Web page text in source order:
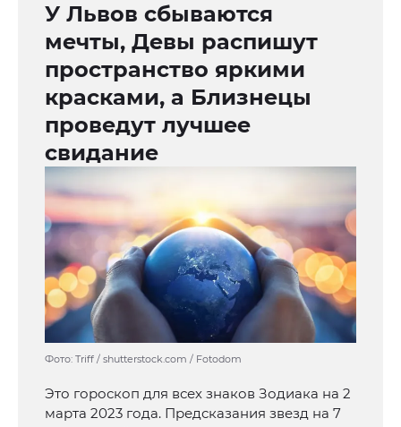
У Львов сбываются
мечты, Девы распишут
пространство яркими
красками, а Близнецы
проведут лучшее
свидание
Фото: Triff / shutterstock.com / Fotodom
Это гороскоп для всех знаков Зодиака на 2
марта 2023 года. Предсказания звезд на 7